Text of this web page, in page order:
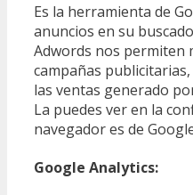
Es la herramienta de
anuncios en su
Adwords nos permiten
campañas
las ventas generado
La puedes ver en la
navegador es de
Google Analytics: